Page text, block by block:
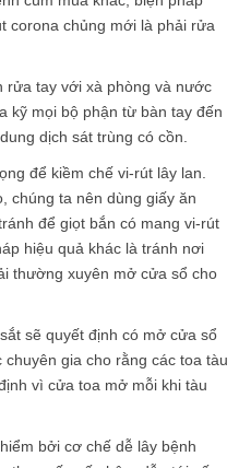
corona chủng mới là phải rửa
rửa tay với xà phòng và nước
kỹ mọi bộ phận từ bàn tay đến
dịch sát trùng có cồn.
để kiềm chế vi-rút lây lan.
chúng ta nên dùng giấy ăn
để giọt bắn có mang vi-rút
hiệu quả khác là tránh nơi
thường xuyên mở cửa sổ cho
sẽ quyết định có mở cửa sổ
gia cho rằng các toa tàu
vì cửa toa mở mỗi khi tàu
bởi cơ chế dễ lây bệnh